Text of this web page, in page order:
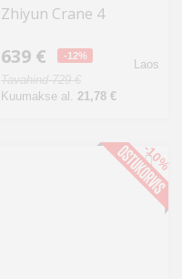
Zhiyun Crane 4
639 € -12%
Tavahind 729 €
Kuumakse al. 21,78 €
Laos
-10%